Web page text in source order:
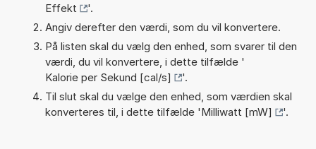
Effekt
'.
Angiv derefter den værdi, som du vil konvertere.
På listen skal du vælg den enhed, som svarer til den
værdi, du vil konvertere, i dette tilfælde '
Kalorie per Sekund [cal/s]
'.
Til slut skal du vælge den enhed, som værdien skal
konverteres til, i dette tilfælde 'Milliwatt [mW] '.